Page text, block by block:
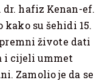
dr. hafiz Kenan-ef.
su šehidi 15.
živote dati
i cijeli ummet
Zamolio je da se